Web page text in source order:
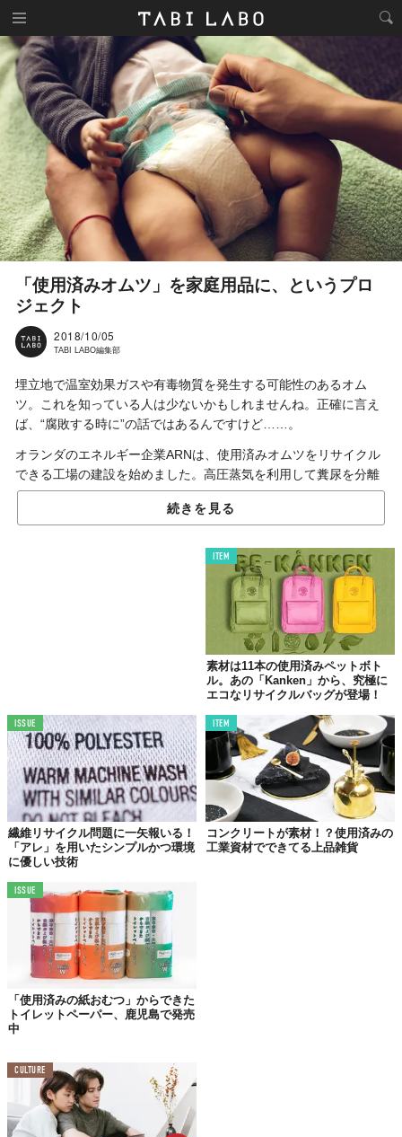
「使用済みオムツ」を家庭用品に、というプロ
ジェクト
2018/10/05
TABI LABO編集部
埋立地で温室効果ガスや有毒物質を発生する可能性のあるオム
ツ。これを知っている人は少ないかもしれませんね。正確に言え
ば、“腐敗する時に”の話ではあるんですけど……。
オランダのエネルギー企業ARNは、使用済みオムツをリサイクル
できる工場の建設を始めました。高圧蒸気を利用して糞尿を分離
させ、オムツからプラスチックを抽出する仕組みのようです。
もちろん環境問題へのアプローチが目的。この素材から植木鉢な
どの家庭用品を製造するプランなんだとか。まだコンセプト段階
ですが、公園などに置かれるベンチをつくる計画もあるそうです
Reference:
Top image: ©
iStock.com/skynesher
TABI LABO
この世界は、もっと広いはずだ。
続きを見る
ITEM
素材は11本の使用済みペットボト
ル。あの「Kanken」から、究極に
エコなリサイクルバッグが登場！
ISSUE
繊維リサイクル問題に一矢報いる！
「アレ」を用いたシンプルかつ環境
に優しい技術
ITEM
コンクリートが素材！？使用済みの
工業資材でできてる上品雑貨
ISSUE
「使用済みの紙おむつ」からできた
トイレットペーパー、鹿児島で発売
中
CULTURE